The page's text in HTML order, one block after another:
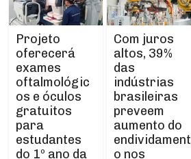
Projeto
oferecerá
exames
oftalmológic
os e óculos
gratuitos
para
estudantes
do 1º ano da
Com juros
altos, 39%
das
indústrias
brasileiras
preveem
aumento do
endividament
o nos